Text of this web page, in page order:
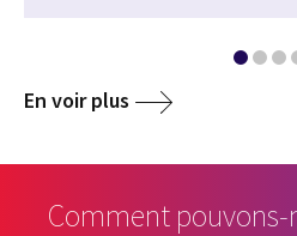
En voir plus
Comment pouvons-